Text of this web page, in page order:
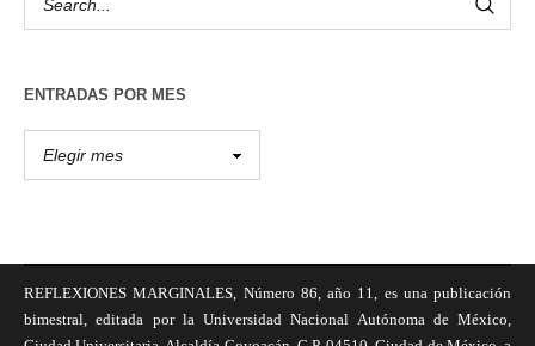
ENTRADAS POR MES
REFLEXIONES MARGINALES, Número 86, año 11, es una publicación
bimestral, editada por la Universidad Nacional Autónoma de México,